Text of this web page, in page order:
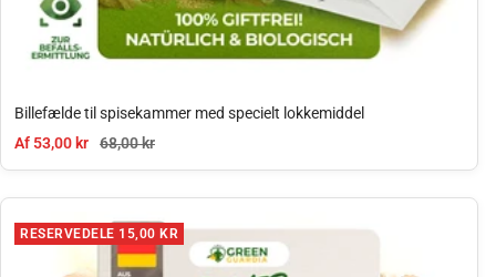
Billefælde til spisekammer med specielt lokkemiddel
Tilbudspris
Af 53,00 kr Normal pris
68,00 kr
RESERVEDELE 15,00 KR